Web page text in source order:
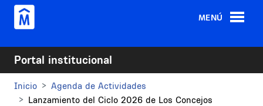
Pasar al contenido principal
MENÚ
Portal institucional
Inicio
Agenda de Actividades
Lanzamiento del Ciclo 2026 de Los Concejos